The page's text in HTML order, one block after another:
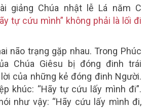
giảng Chúa nhật lễ Lá năm C
tự cứu mình” không phải là lối đi
não trạng gặp nhau. Trong Phúc
Chúa Giêsu bị đóng đinh trái
của những kẻ đóng đinh Người.
khúc: “Hãy tự cứu lấy mình đi”.
như vậy: “Hãy cứu lấy mình đi,